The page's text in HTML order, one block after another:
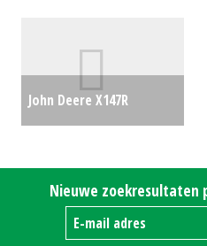
John Deere X147R
€4999
Nieuwe zoekresultaten